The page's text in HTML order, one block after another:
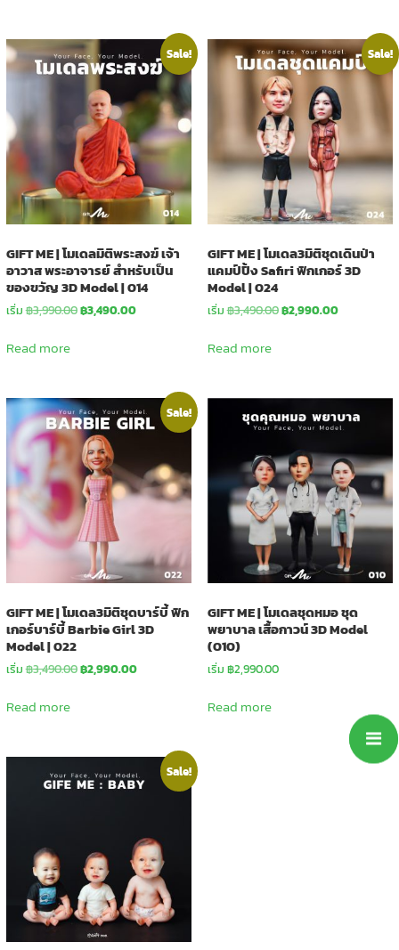
Sale!
GIFT ME | โมเดลมิติพระสงฆ์ เจ้า
อาวาส พระอาจารย์ สำหรับเป็น
ของขวัญ 3D Model | 014
เริ่ม฿3,990.00Original
฿3,490.00Current
Read more
Sale!
GIFT ME | โมเดล3มิติชุดเดินป่า
แคมป์ปิ้ง Safiri ฟิกเกอร์ 3D
Model | 024
เริ่ม฿3,490.00Original
฿2,990.00Current
Read more
Sale!
GIFT ME | โมเดล3มิติชุดบาร์บี้ ฟิก
เกอร์บาร์บี้ Barbie Girl 3D
Model | 022
เริ่ม฿3,490.00Original
฿2,990.00Current
Read more
GIFT ME | โมเดลชุดหมอ ชุด
พยาบาล เสื้อกาวน์ 3D Model
(010)
เริ่ม ฿2,990.00
Read more
Sale!